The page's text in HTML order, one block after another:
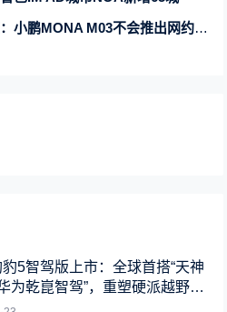
鹏MONA M03不会推出网约车版本
5智驾版上市：全球首搭“天神
为乾崑智驾”，重塑硬派越野新